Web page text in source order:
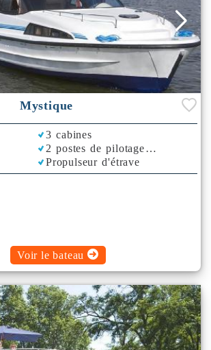
Mystique
3 cabines
2 postes de pilotage
Propulseur d'étrave
Rafraichisseur d'Air
Voir le bateau